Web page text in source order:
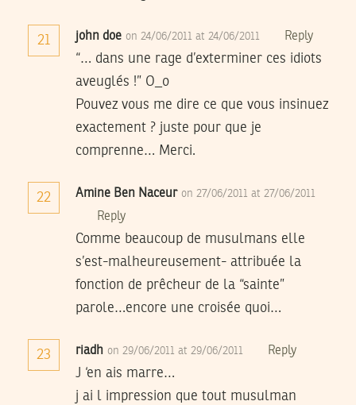
21 john doe on 24/06/2011 at 24/06/2011 Reply
“… dans une rage d’exterminer ces idiots
aveuglés !” O_o
Pouvez vous me dire ce que vous insinuez
exactement ? juste pour que je
comprenne… Merci.
22 Amine Ben Naceur on 27/06/2011 at 27/06/2011
Reply
Comme beaucoup de musulmans elle
s’est-malheureusement- attribuée la
fonction de prêcheur de la “sainte”
parole…encore une croisée quoi…
23 riadh on 29/06/2011 at 29/06/2011 Reply
J ‘en ais marre…
j ai l impression que tout musulman